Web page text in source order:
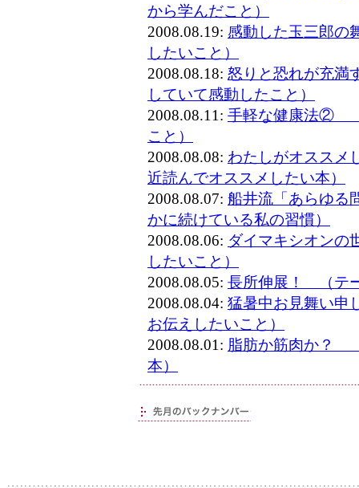
から学んだこと）
2008.08.19: 感動した玉三郎
したいこと）
2008.08.18: 怒りと恐れが充満
していて感動したこと）
2008.08.11: 手軽な健康法② （
こと）
2008.08.08: わたしがオスス
近読んでオススメしたい本）
2008.08.07: 船井流「あらゆる
かに続けている私の習慣）
2008.08.06: ダイマキシオン
したいこと）
2008.08.05: 長所伸展！ （テ
2008.08.04: 猛暑中お見舞い申
お伝えしたいこと）
2008.08.01: 脂肪か筋肉か？
本）